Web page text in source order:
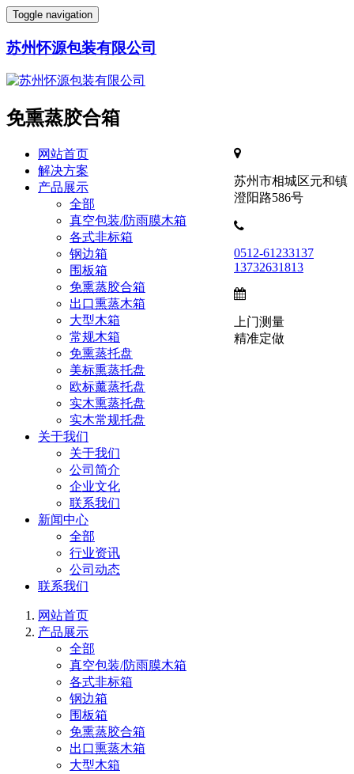
Toggle navigation
苏州怀源包装有限公司
免熏蒸胶合箱
苏州市相城区元和镇
澄阳路586号
0512-61233137
13732631813
上门测量
精准定做
网站首页
解决方案
产品展示
全部
真空包装/防雨膜木箱
各式非标箱
钢边箱
围板箱
免熏蒸胶合箱
出口熏蒸木箱
大型木箱
常规木箱
免熏蒸托盘
美标熏蒸托盘
欧标薰蒸托盘
实木熏蒸托盘
实木常规托盘
关于我们
关于我们
公司简介
企业文化
联系我们
新闻中心
全部
行业资讯
公司动态
联系我们
网站首页
产品展示
全部
真空包装/防雨膜木箱
各式非标箱
钢边箱
围板箱
免熏蒸胶合箱
出口熏蒸木箱
大型木箱